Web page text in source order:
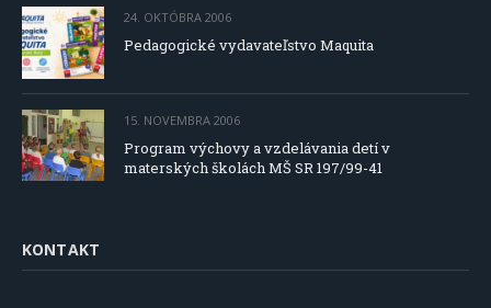
24. OKTÓBRA 2006
Pedagogické vydavateľstvo Maquita
15. NOVEMBRA 2006
Program výchovy a vzdelávania detí v
materských školách MŠ SR 197/99-41
KONTAKT